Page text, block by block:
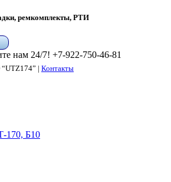
ремкомплекты, РТИ
нам 24/7! +7-922-750-46-81
| Контакты
170, Б10